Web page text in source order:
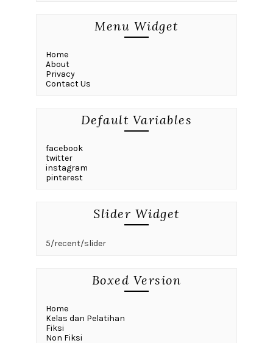
Menu Widget
Home
About
Privacy
Contact Us
Default Variables
facebook
twitter
instagram
pinterest
Slider Widget
5/recent/slider
Boxed Version
Home
Kelas dan Pelatihan
Fiksi
Non Fiksi